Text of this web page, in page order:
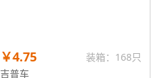
￥4.75
装箱：168只
吉普车